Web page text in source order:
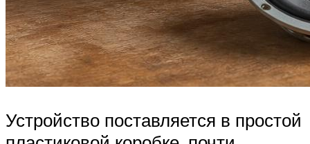
Устройство поставляется в простой